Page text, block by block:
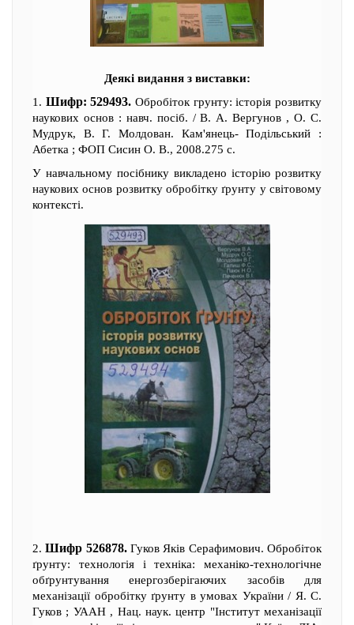
Деякі видання з виставки:
1. Шифр: 529493. Обробіток грунту: історія розвитку
наукових основ : навч. посіб. / В. А. Вергунов , О. С.
Мудрук, В. Г. Молдован. Кам'янець- Подільський :
Абетка ; ФОП Сисин О. В., 2008.275 с.
У навчальному посібнику викладено історію розвитку
наукових основ розвитку обробітку ґрунту у світовому
контексті.
2.Шифр 526878.Гуков Яків Серафимович. Обробіток
ґрунту: технологія і техніка: механіко-технологічне
обґрунтування енергозберігаючих засобів для
механізації обробітку ґрунту в умовах України / Я. С.
Гуков ; УААН , Нац. наук. центр "Інститут механізації